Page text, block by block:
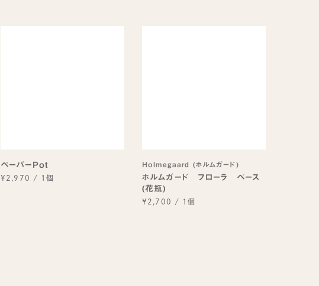
ペーパーPot
¥2,970 / 1個
Holmegaard (ホルムガード)
ホルムガード フローラ ベース
(花瓶)
¥2,700 / 1個